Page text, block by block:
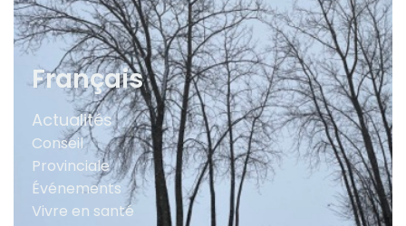
Français
Actualités
Conseil
Provinciale
Événements
Vivre en santé